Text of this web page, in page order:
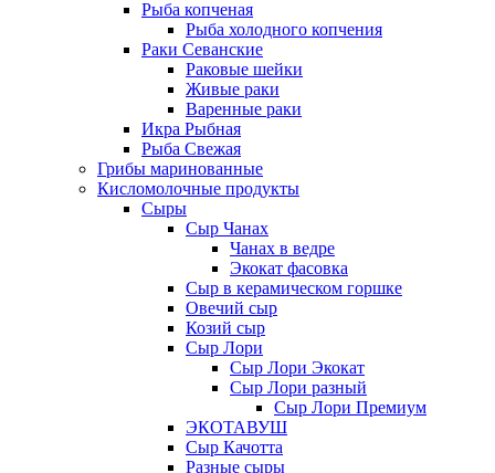
Рыба копченая
Рыба холодного копчения
Раки Севанские
Раковые шейки
Живые раки
Варенные раки
Икра Рыбная
Рыба Свежая
Грибы маринованные
Кисломолочные продукты
Сыры
Сыр Чанах
Чанах в ведре
Экокат фасовка
Сыр в керамическом горшке
Овечий сыр
Козий сыр
Сыр Лори
Сыр Лори Экокат
Сыр Лори разный
Сыр Лори Премиум
ЭКОТАВУШ
Сыр Качотта
Разные сыры